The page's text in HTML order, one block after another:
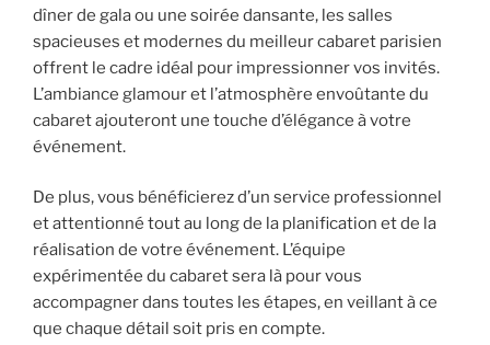
dîner de gala ou une soirée dansante, les salles
spacieuses et modernes du meilleur cabaret parisien
offrent le cadre idéal pour impressionner vos invités.
L’ambiance glamour et l’atmosphère envoûtante du
cabaret ajouteront une touche d’élégance à votre
événement.
De plus, vous bénéficierez d’un service professionnel
et attentionné tout au long de la planification et de la
réalisation de votre événement. L’équipe
expérimentée du cabaret sera là pour vous
accompagner dans toutes les étapes, en veillant à ce
que chaque détail soit pris en compte.